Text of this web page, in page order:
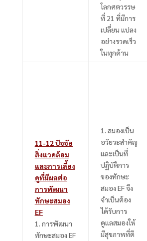
โลกศตวรรษ
ที่ 21 ที่มีการ
เปลี่ยน แปลง
อย่างรวดเร็ว
ในทุกด้าน
11-12 ปัจจัย
สิ่งแวดล้อม
และการเลี้ยง
ดูที่มีผลต่อ
การพัฒนา
ทักษะสมอง
EF
1. การพัฒนา
ทักษะสมอง EF
1. สมองเป็น
อวัยวะสำคัญ
และเป็นที่
ปฏิบัติการ
ของทักษะ
สมอง EF จึง
จำเป็นต้อง
ได้รับการ
ดูแลสมองให้
มีสุขภาพที่ดี